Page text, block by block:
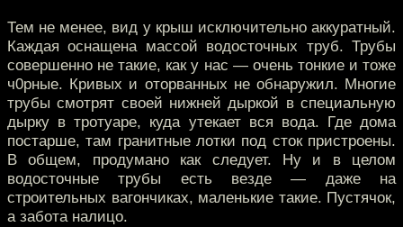
Тем не менее, вид у крыш исключительно аккуратный.
Каждая оснащена массой водосточных труб. Трубы
совершенно не такие, как у нас — очень тонкие и тоже
ч0рные. Кривых и оторванных не обнаружил. Многие
трубы смотрят своей нижней дыркой в специальную
дырку в тротуаре, куда утекает вся вода. Где дома
постарше, там гранитные лотки под сток пристроены.
В общем, продумано как следует. Ну и в целом
водосточные трубы есть везде — даже на
строительных вагончиках, маленькие такие. Пустячок,
а забота налицо.